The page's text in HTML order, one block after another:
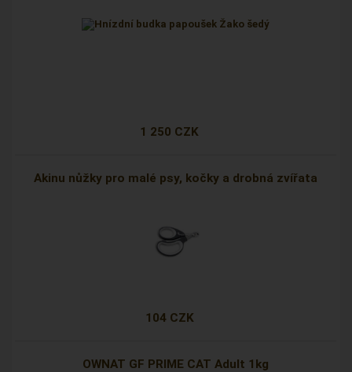
1 250 CZK
Akinu nůžky pro malé psy, kočky a drobná zvířata
104 CZK
OWNAT GF PRIME CAT Adult 1kg